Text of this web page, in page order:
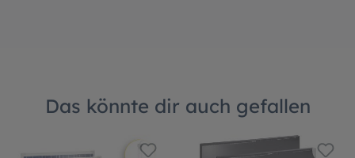
Das könnte dir auch gefallen